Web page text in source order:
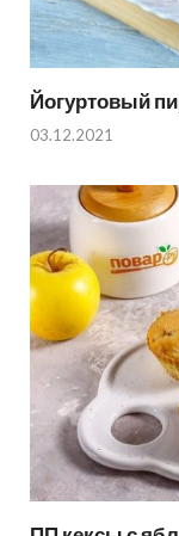
Йогуртовый
03.12.2021